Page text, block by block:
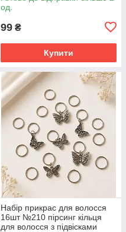
од.
99 ₴
Купити
Набір прикрас для волосся
16шт №210 пірсинг кільця
для волосся з підвісками